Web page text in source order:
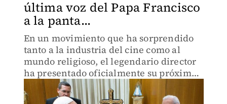
última voz del Papa Francisco
a la panta...
En un movimiento que ha sorprendido
tanto a la industria del cine como al
mundo religioso, el legendario director
ha presentado oficialmente su próximo
documental